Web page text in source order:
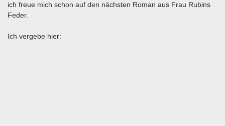
ich freue mich schon auf den nächsten Roman aus Frau Rubins
Feder.
Ich vergebe hier: